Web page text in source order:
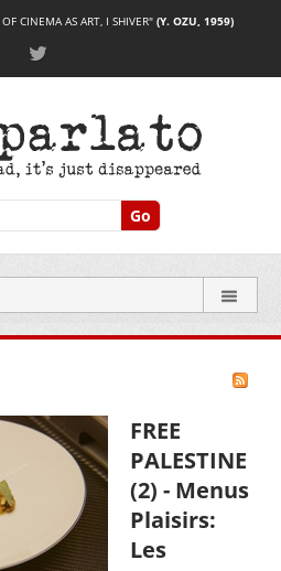
CINEMA AS ART, I SHIVER" (Y. OZU, 1959)
Go
FREE
PALESTINE
(2) - Menus
Plaisirs:
Les